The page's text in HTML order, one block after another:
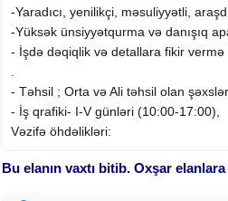
-Yaradıcı, yenilikçi, məsuliyyətli,
-Yüksək ünsiyyətqurma və danışıq
- İşdə dəqiqlik və detallara fikir vermə
- Təhsil ; Orta və Ali təhsil olan şəxslər
- İş qrafiki- I-V günləri (10:00-17:00),
Vəzifə öhdəlikləri:
-Sosial media hesablarının peşəkar
Bu elanın vaxtı bitib. Oxşar elanlara